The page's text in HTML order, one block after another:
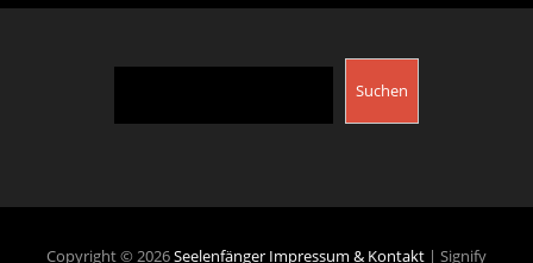
Suchen
Copyright © 2026Seelenfänger Impressum & Kontakt | Signify